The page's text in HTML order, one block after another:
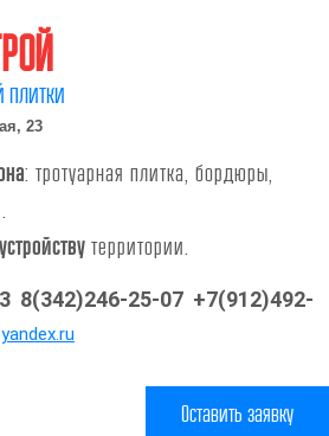
плитки
23
: тротуарная плитка, бордюры,
территории.
8(342)246-25-07 +7(912)492-
Оставить заявку